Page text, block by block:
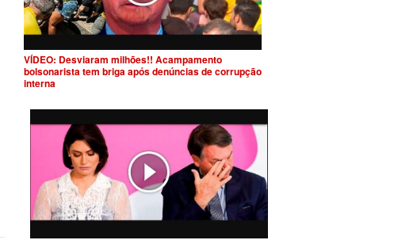
VÍDEO: Desviaram milhões!! Acampamento
bolsonarista tem briga após denúncias de corrupção
interna